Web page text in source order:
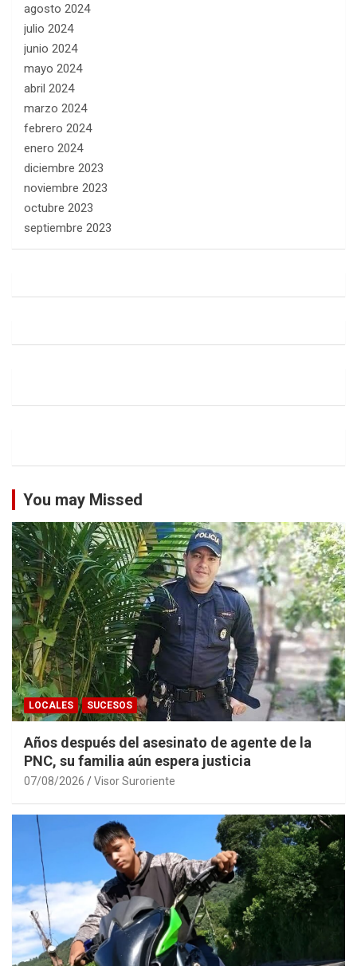
agosto 2024
julio 2024
junio 2024
mayo 2024
abril 2024
marzo 2024
febrero 2024
enero 2024
diciembre 2023
noviembre 2023
octubre 2023
septiembre 2023
You may Missed
LOCALES SUCESOS
Años después del asesinato de agente de la
PNC, su familia aún espera justicia
07/08/2026 Visor Suroriente